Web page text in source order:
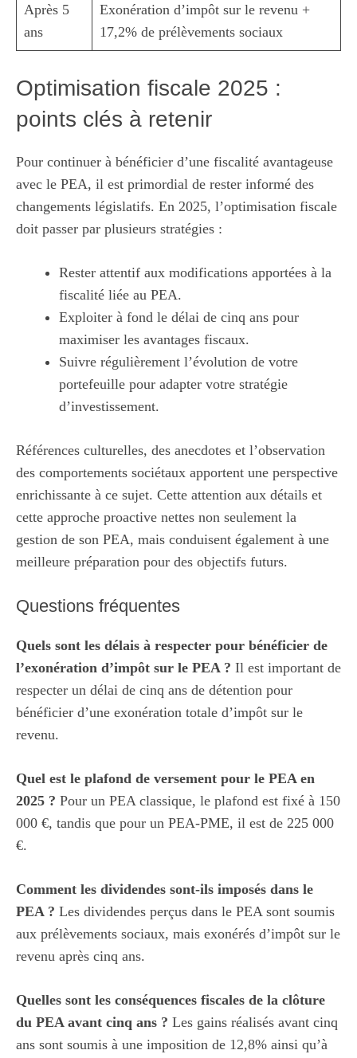
Après 5
ans
Exonération d’impôt sur le revenu +
17,2% de prélèvements sociaux
Optimisation fiscale 2025 :
points clés à retenir
Pour continuer à bénéficier d’une fiscalité avantageuse
avec le PEA, il est primordial de rester informé des
changements législatifs. En 2025, l’optimisation fiscale
doit passer par plusieurs stratégies :
Rester attentif aux modifications apportées à la
fiscalité liée au PEA.
Exploiter à fond le délai de cinq ans pour
maximiser les avantages fiscaux.
Suivre régulièrement l’évolution de votre
portefeuille pour adapter votre stratégie
d’investissement.
Références culturelles, des anecdotes et l’observation
des comportements sociétaux apportent une perspective
enrichissante à ce sujet. Cette attention aux détails et
cette approche proactive nettes non seulement la
gestion de son PEA, mais conduisent également à une
meilleure préparation pour des objectifs futurs.
Questions fréquentes
Quels sont les délais à respecter pour bénéficier de
l’exonération d’impôt sur le PEA ? Il est important de
respecter un délai de cinq ans de détention pour
bénéficier d’une exonération totale d’impôt sur le
revenu.
Quel est le plafond de versement pour le PEA en
2025 ? Pour un PEA classique, le plafond est fixé à 150
000 €, tandis que pour un PEA-PME, il est de 225 000
€.
Comment les dividendes sont-ils imposés dans le
PEA ? Les dividendes perçus dans le PEA sont soumis
aux prélèvements sociaux, mais exonérés d’impôt sur le
revenu après cinq ans.
Quelles sont les conséquences fiscales de la clôture
du PEA avant cinq ans ? Les gains réalisés avant cinq
ans sont soumis à une imposition de 12,8% ainsi qu’à